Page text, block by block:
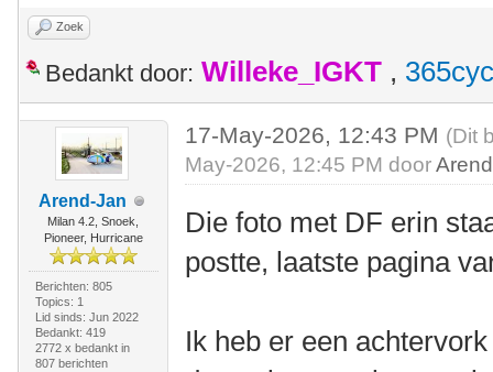
Zoek
Bedankt door: Willeke_IGKT ,
Arend-Jan
Milan 4.2, Snoek,
Pioneer, Hurricane
Berichten: 805
Topics: 1
Lid sinds: Jun 2022
Bedankt: 419
2772 x bedankt in
807 berichten
17-May-2026, 12:43 PM (Dit
May-2026, 12:45 PM door
Die foto met DF erin
postte, laatste pagina
Ik heb er een